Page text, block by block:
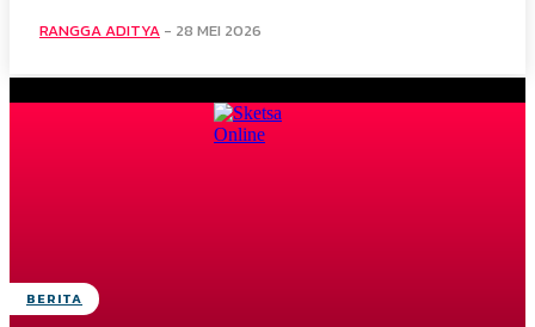
BERITA
RANGGA ADITYA - 28 MEI 2026